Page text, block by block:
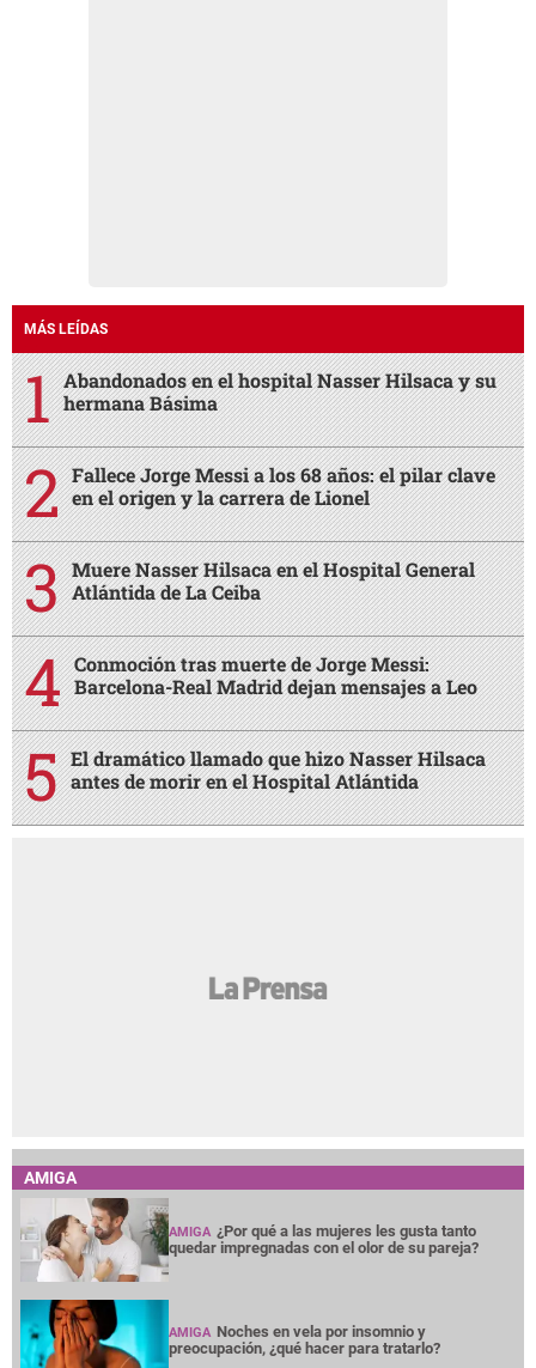
MÁS LEÍDAS
Abandonados en el hospital Nasser Hilsaca y su
hermana Básima
Fallece Jorge Messi a los 68 años: el pilar clave
en el origen y la carrera de Lionel
Muere Nasser Hilsaca en el Hospital General
Atlántida de La Ceiba
Conmoción tras muerte de Jorge Messi:
Barcelona-Real Madrid dejan mensajes a Leo
El dramático llamado que hizo Nasser Hilsaca
antes de morir en el Hospital Atlántida
AMIGA
AMIGA ¿Por qué a las mujeres les gusta tanto
quedar impregnadas con el olor de su pareja?
AMIGA Noches en vela por insomnio y
preocupación, ¿qué hacer para tratarlo?